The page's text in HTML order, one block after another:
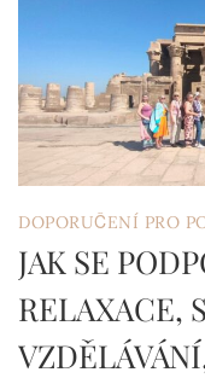
DOPORUČENÍ PRO
JAK SE
RELAXACE,